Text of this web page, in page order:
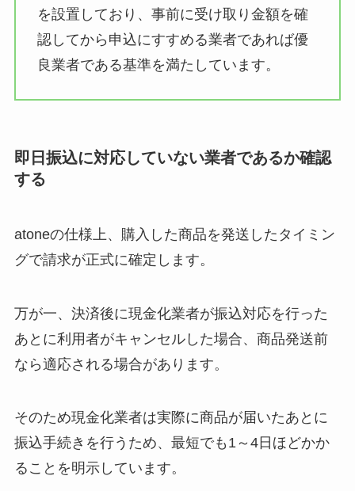
を設置しており、事前に受け取り金額を確
認してから申込にすすめる業者であれば優
良業者である基準を満たしています。
即日振込に対応していない業者であるか確認
する
atoneの仕様上、購入した商品を発送したタイミン
グで請求が正式に確定します。
万が一、決済後に現金化業者が振込対応を行った
あとに利用者がキャンセルした場合、商品発送前
なら適応される場合があります。
そのため現金化業者は実際に商品が届いたあとに
振込手続きを行うため、最短でも1～4日ほどかか
ることを明示しています。